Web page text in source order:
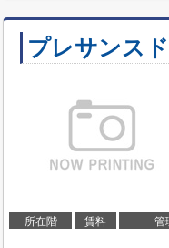
プレサンス
所在階 賃料 管